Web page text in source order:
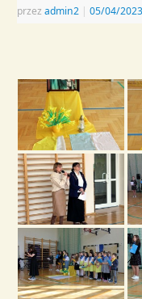
przezadmin2 | 05/04/2023